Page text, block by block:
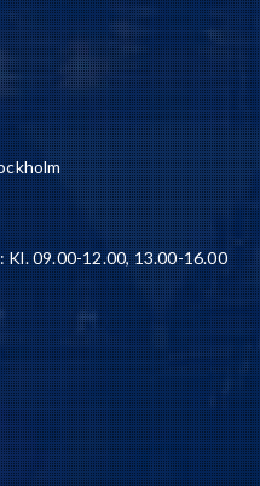
: Kl. 09.00-12.00, 13.00-16.00